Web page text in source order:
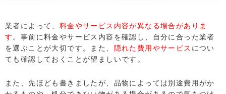
業者によって、 料金やサービス内容が異なる場合がありま
す 。事前に料金やサービス内容を確認し、自分に合った業者
を選ぶことが大切です。また、 隠れた費用やサービス につい
ても確認しておくことが望ましいです。
また、先ほども書きましたが、品物によっては別途費用がか